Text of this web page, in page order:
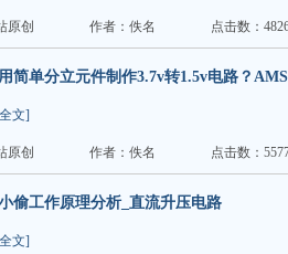
原创 作者：佚名 点击数：
简单分立元件制作3.7v转1.5v电路？
文]
原创 作者：佚名 点击数：
偷工作原理分析_直流升压电路
文]